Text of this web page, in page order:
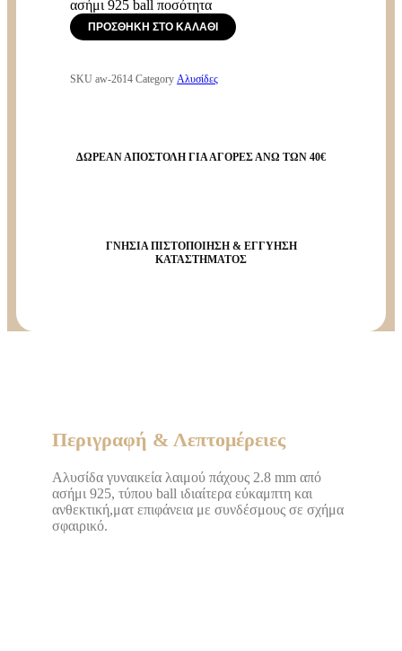
ασήμι 925 ball ποσότητα
ΠΡΟΣΘΉΚΗ ΣΤΟ ΚΑΛΆΘΙ
SKU aw-2614 Category Αλυσίδες
ΔΩΡΕΑΝ ΑΠΟΣΤΟΛΗ ΓΙΑ ΑΓΟΡΕΣ ΑΝΩ ΤΩΝ 40€
ΓΝΗΣΙΑ ΠΙΣΤΟΠΟΙΗΣΗ & ΕΓΓΥΗΣΗ
ΚΑΤΑΣΤΗΜΑΤΟΣ
Περιγραφή & Λεπτομέρειες
Αλυσίδα γυναικεία λαιμού πάχους 2.8 mm από
ασήμι 925, τύπου ball ιδιαίτερα εύκαμπτη και
ανθεκτική,ματ επιφάνεια με συνδέσμους σε σχήμα
σφαιρικό.